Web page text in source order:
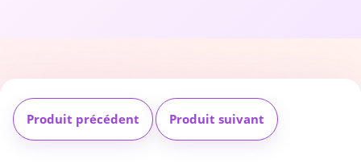
Produit précédent Produit suivant